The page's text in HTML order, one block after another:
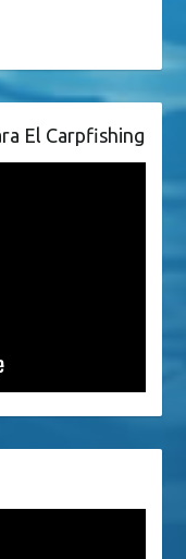
El Carpfishing